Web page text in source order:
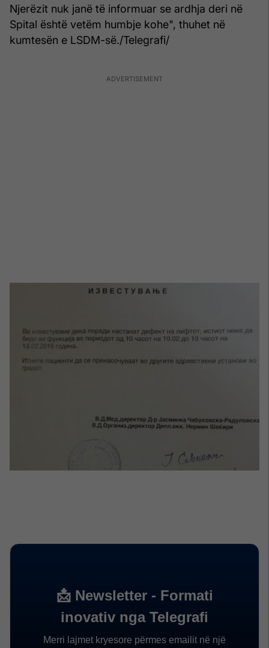
Njerëzit nuk janë të informuar se ardhja deri në
Spital është vetëm humbje kohe", thuhet në
kumtesën e LSDM-së./Telegrafi/